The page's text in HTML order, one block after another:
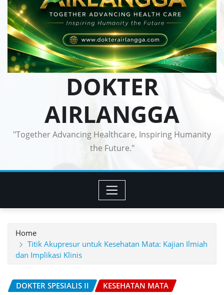
DOKTER
AIRLANGGA
"Together Advancing Healthcare, Inspiring Humanity
the Future."
Home
Titik Akupresur untuk Kesehatan Mata: Kajian Ilmiah
dan Implikasi Klinis
DOKTER SPESIALIS II KESEHATAN MATA